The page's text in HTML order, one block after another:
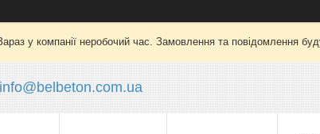
у компанії неробочий час. Замовлення та повідомлення
info@belbeton.com.ua